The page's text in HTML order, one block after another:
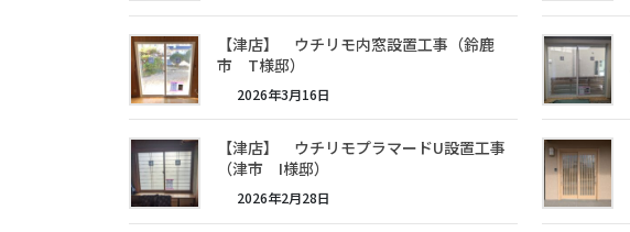
【津店】 ウチリモ内窓設置工事（鈴鹿
市 T様邸）
2026年3月16日
【津店】 ウチリモプラマードU設置工事
（津市 I様邸）
2026年2月28日